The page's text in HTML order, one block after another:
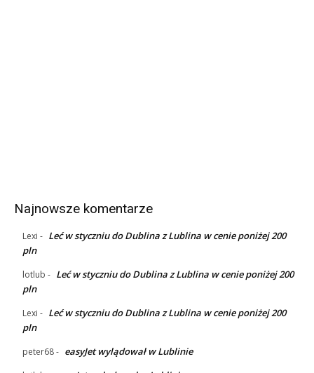
Najnowsze komentarze
Lexi - Leć w styczniu do Dublina z Lublina w cenie poniżej 200
pln
lotlub - Leć w styczniu do Dublina z Lublina w cenie poniżej 200
pln
Lexi - Leć w styczniu do Dublina z Lublina w cenie poniżej 200
pln
peter68- easyJet wylądował w Lublinie